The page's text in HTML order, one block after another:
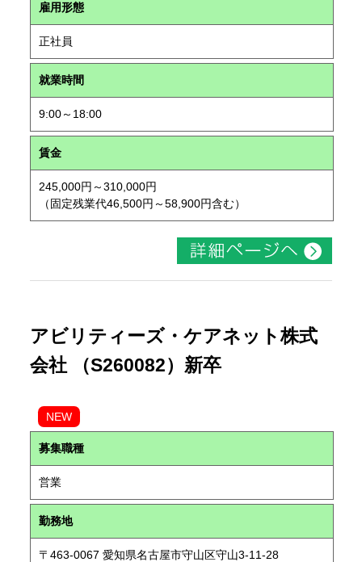
雇用形態
正社員
就業時間
9:00～18:00
賃金
245,000円～310,000円
（固定残業代46,500円～58,900円含む）
アビリティーズ・ケアネット株式
会社 （S260082）新卒
NEW
募集職種
営業
勤務地
〒463-0067 愛知県名古屋市守山区守山3-11-28